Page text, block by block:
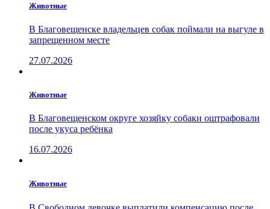
Животные
В Благовещенске владельцев собак поймали на выгуле в
запрещенном месте
27.07.2026
Животные
В Благовещенском округе хозяйку собаки оштрафовали
после укуса ребёнка
16.07.2026
Животные